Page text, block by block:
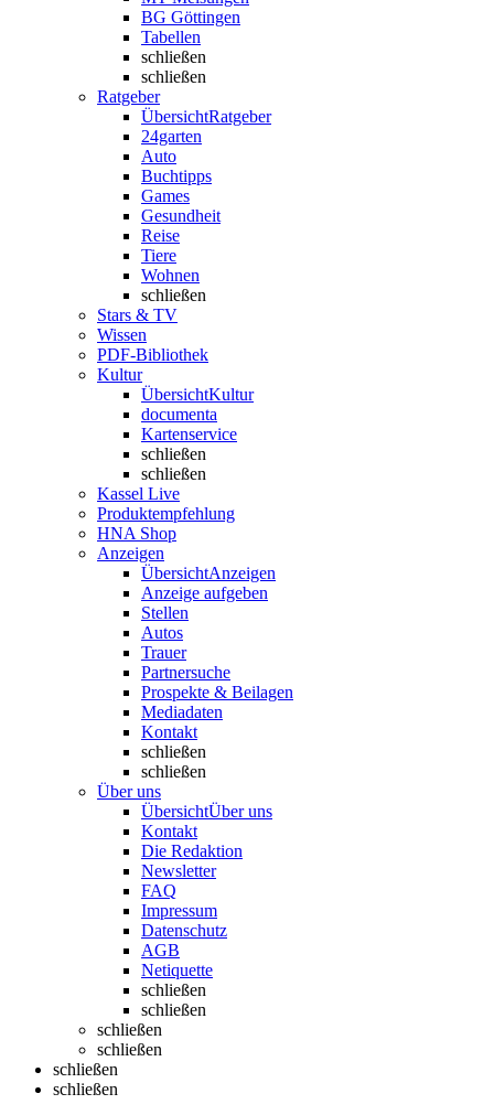
BG Göttingen
Tabellen
schließen
schließen
Ratgeber
ÜbersichtRatgeber
24garten
Auto
Buchtipps
Games
Gesundheit
Reise
Tiere
Wohnen
schließen
Stars & TV
Wissen
PDF-Bibliothek
Kultur
ÜbersichtKultur
documenta
Kartenservice
schließen
schließen
Kassel Live
Produktempfehlung
HNA Shop
Anzeigen
ÜbersichtAnzeigen
Anzeige aufgeben
Stellen
Autos
Trauer
Partnersuche
Prospekte & Beilagen
Mediadaten
Kontakt
schließen
schließen
Über uns
ÜbersichtÜber uns
Kontakt
Die Redaktion
Newsletter
FAQ
Impressum
Datenschutz
AGB
Netiquette
schließen
schließen
schließen
schließen
schließen
schließen